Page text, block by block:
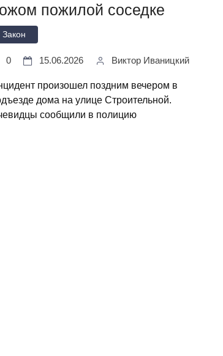
пожилой соседке
Закон
0 15.06.2026 Виктор Иваницкий
произошел поздним вечером в
дома на улице Строительной.
сообщили в полицию